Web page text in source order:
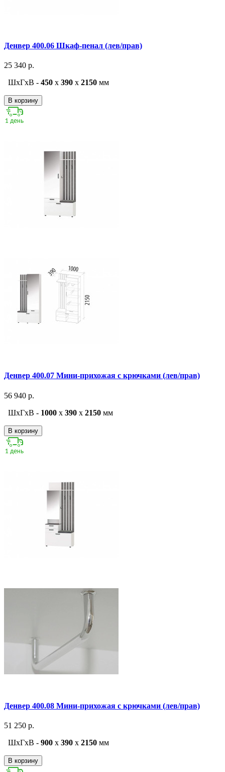
Денвер 400.06 Шкаф-пенал (лев/прав)
25 340 р.
ШxГxВ - 450 x 390 x 2150 мм
В корзину
Денвер 400.07 Мини-прихожая с крючками (лев/прав)
56 940 р.
ШxГxВ - 1000 x 390 x 2150 мм
В корзину
Денвер 400.08 Мини-прихожая с крючками (лев/прав)
51 250 р.
ШxГxВ - 900 x 390 x 2150 мм
В корзину